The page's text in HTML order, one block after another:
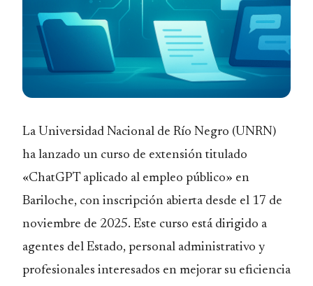
La Universidad Nacional de Río Negro (UNRN)
ha lanzado un curso de extensión titulado
«ChatGPT aplicado al empleo público» en
Bariloche, con inscripción abierta desde el 17 de
noviembre de 2025. Este curso está dirigido a
agentes del Estado, personal administrativo y
profesionales interesados en mejorar su eficiencia